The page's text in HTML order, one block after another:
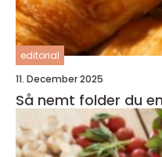
editorial
11. December 2025
Så nemt folder du